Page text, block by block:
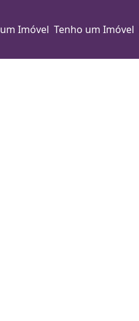
Imóvel Tenho um Imóvel